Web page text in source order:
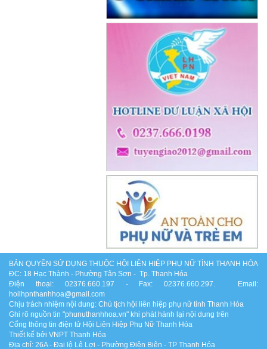
BẢN QUYỀN SỬ DỤNG THUỘC HỘI LIÊN HIỆP PHỤ NỮ TỈNH THANH HÓA
ĐC: 18 Hạc Thành - Phường Tân Sơn - Tp. Thanh Hóa
Điện thoại: 02376.660.197 - Fax: 02376.660.297. Email:
hoilhpnthanhhoa@gmail.com
Chịu trách nhiệm nội dung: Chủ tịch hội liên hiệp phụ nữ tỉnh Thanh Hóa
Ghi rõ nguồn tin "phunuthanhhoa.vn" khi phát hành lại nội dung trên
Cổng thông tin điện tử Hội Liên Hiệp Phụ Nữ Thanh Hóa
Thiết kế bởi VNPT Thanh Hóa
Địa chỉ: 26A - Đại lộ Lê Lợi - Phường Điện Biên - TP Thanh Hóa